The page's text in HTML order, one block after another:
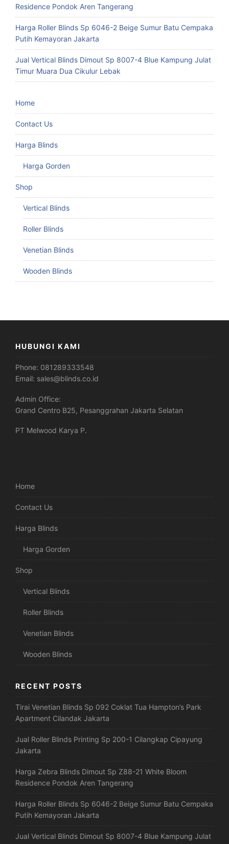
Residence Pondok Aren Tangerang
Harga Roller Blinds Sp 6046-2 Beige Sumur Batu Cempaka
Putih Kemayoran Jakarta
Jual Vertical Blinds Dimout Sp 8007-4 Blue Kampung Julat
Timur Muara Dua Cikulur Lebak
Home
Contact Us
Harga Blinds
Harga Gorden
Shop
Vertical Blinds
Roller Blinds
Venetian Blinds
Wooden Blinds
HUBUNGI KAMI
Phone: 081289333548
Email: sales@blinds.co.id
Admin Office:
Grand Centro B25, Pesanggrahan Jakarta Selatan
PT Melwood Karya P.
Home
Contact Us
Harga Blinds
Harga Gorden
Shop
Vertical Blinds
Roller Blinds
Venetian Blinds
Wooden Blinds
RECENT POSTS
Tirai Venetian Blinds Sp 092 Coklat Tua Hampton’s Park
Apartment Cilandak Jakarta
Jual Roller Blinds Printing Sp 200-1 Cilangkap Cipayung
Jakarta
Harga Zebra Blinds Dimout Sp Z88-21 White Bloom
Residence Pondok Aren Tangerang
Harga Roller Blinds Sp 6046-2 Beige Sumur Batu Cempaka
Putih Kemayoran Jakarta
Jual Vertical Blinds Dimout Sp 8007-4 Blue Kampung Julat